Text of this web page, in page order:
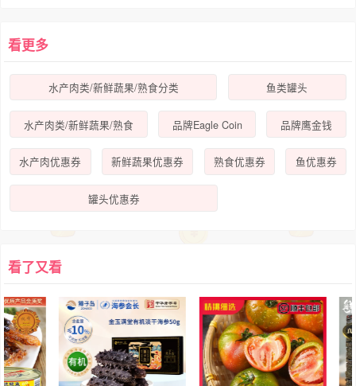
看更多
水产肉类/新鲜蔬果/熟食分类 鱼类罐头
水产肉类/新鲜蔬果/熟食 品牌Eagle Coin 品牌鹰金钱
水产肉优惠券 新鲜蔬果优惠券 熟食优惠券 鱼优惠券
罐头优惠券
看了又看